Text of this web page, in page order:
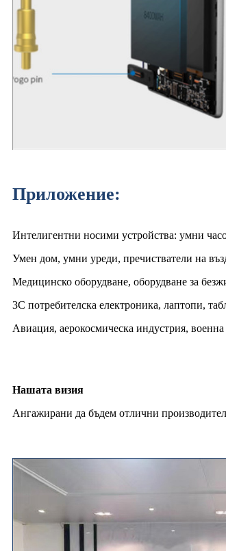
Приложение:
Интелигентни носими устройства: умни
Умен дом, умни уреди, пречистватели на
Медицинско оборудване, оборудване за
3C потребителска електроника, лаптопи,
Авиация, аерокосмическа индустрия,
Нашата визия
Ангажирани да бъдем отлични